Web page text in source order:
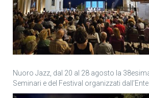
Nuoro Jazz, dal 20 al 28 agosto la
Seminari e del Festival organizzati